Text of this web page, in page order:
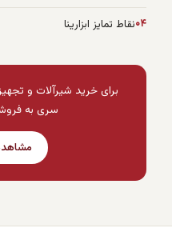
۰۴نقاط تمایز ابزارینا
برای خرید شیرآلات و
سری به